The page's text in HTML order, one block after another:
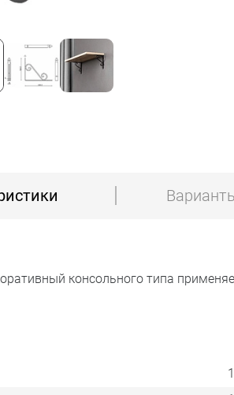
консольного типа